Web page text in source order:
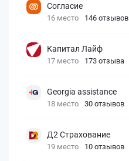
Согласие
16 место 146 отзывов
Капитал Лайф
17 место 173 отзыва
Georgia assistance
18 место 30 отзывов
Д2 Страхование
19 место 10 отзывов